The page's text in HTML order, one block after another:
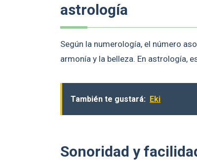
astrología
Según la numerología, el número
armonía y la belleza. En astrología,
También te gustará: Eki
Sonoridad y